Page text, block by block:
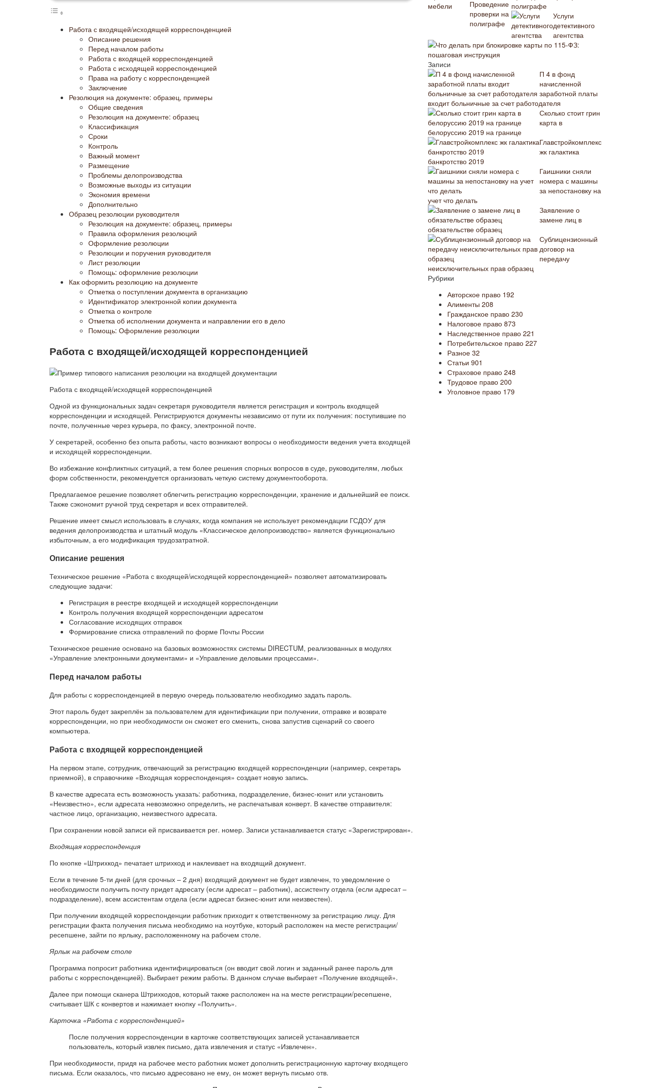
Работа с входящей/исходящей корреспонденцией
Описание решения
Перед началом работы
Работа с входящей корреспонденцией
Работа с исходящей корреспонденцией
Права на работу с корреспонденцией
Заключение
Резолюция на документе: образец, примеры
Общие сведения
Резолюция на документе: образец
Классификация
Сроки
Контроль
Важный момент
Размещение
Проблемы делопроизводства
Возможные выходы из ситуации
Экономия времени
Дополнительно
Образец резолюции руководителя
Резолюция на документе: образец, примеры
Правила оформления резолюций
Оформление резолюции
Резолюции и поручения руководителя
Лист резолюции
Помощь: оформление резолюции
Как оформить резолюцию на документе
Отметка о поступлении документа в организацию
Идентификатор электронной копии документа
Отметка о контроле
Отметка об исполнении документа и направлении его в дело
Помощь: Оформление резолюции
Работа с входящей/исходящей корреспонденцией
Работа с входящей/исходящей корреспонденцией
Одной из функциональных задач секретаря руководителя является регистрация и контроль входящей
корреспонденции и исходящей. Регистрируются документы независимо от пути их получения: поступившие по
почте, полученные через курьера, по факсу, электронной почте.
У секретарей, особенно без опыта работы, часто возникают вопросы о необходимости ведения учета входящей
и исходящей корреспонденции.
Во избежание конфликтных ситуаций, а тем более решения спорных вопросов в суде, руководителям, любых
форм собственности, рекомендуется организовать четкую систему документооборота.
Предлагаемое решение позволяет облегчить регистрацию корреспонденции, хранение и дальнейший ее поиск.
Также сэкономит ручной труд секретаря и всех отправителей.
Решение имеет смысл использовать в случаях, когда компания не использует рекомендации ГСДОУ для
ведения делопроизводства и штатный модуль «Классическое делопроизводство» является функционально
избыточным, а его модификация трудозатратной.
Описание решения
Техническое решение «Работа с входящей/исходящей корреспонденцией» позволяет автоматизировать
следующие задачи:
Регистрация в реестре входящей и исходящей корреспонденции
Контроль получения входящей корреспонденции адресатом
Согласование исходящих отправок
Формирование списка отправлений по форме Почты России
Техническое решение основано на базовых возможностях системы DIRECTUM, реализованных в модулях
«Управление электронными документами» и «Управление деловыми процессами».
Перед началом работы
Для работы с корреспонденцией в первую очередь пользователю необходимо задать пароль.
Этот пароль будет закреплён за пользователем для идентификации при получении, отправке и возврате
корреспонденции, но при необходимости он сможет его сменить, снова запустив сценарий со своего
компьютера.
Работа с входящей корреспонденцией
На первом этапе, сотрудник, отвечающий за регистрацию входящей корреспонденции (например, секретарь
приемной), в справочнике «Входящая корреспонденция» создает новую запись.
В качестве адресата есть возможность указать: работника, подразделение, бизнес-юнит или установить
«Неизвестно», если адресата невозможно определить, не распечатывая конверт. В качестве отправителя:
частное лицо, организацию, неизвестного адресата.
При сохранении новой записи ей присваивается рег. номер. Записи устанавливается статус «Зарегистрирован».
Входящая корреспонденция
По кнопке «Штрихкод» печатает штрихкод и наклеивает на входящий документ.
Если в течение 5-ти дней (для срочных – 2 дня) входящий документ не будет извлечен, то уведомление о
необходимости получить почту придет адресату (если адресат – работник), ассистенту отдела (если адресат –
подразделение), всем ассистентам отдела (если адресат бизнес-юнит или неизвестен).
При получении входящей корреспонденции работник приходит к ответственному за регистрацию лицу. Для
регистрации факта получения письма необходимо на ноутбуке, который расположен на месте регистрации/
ресепшене, зайти по ярлыку, расположенному на рабочем столе.
Ярлык на рабочем столе
Программа попросит работника идентифицироваться (он вводит свой логин и заданный ранее пароль для
работы с корреспонденцией). Выбирает режим работы. В данном случае выбирает «Получение входящей».
Далее при помощи сканера Штрихкодов, который также расположен на на месте регистрации/ресепшене,
считывает ШК с конвертов и нажимает кнопку «Получить».
Карточка «Работа с корреспонденцией»
После получения корреспонденции в карточке соответствующих записей устанавливается
пользователь, который извлек письмо, дата извлечения и статус «Извлечен».
При необходимости, придя на рабочее место работник может дополнить регистрационную карточку входящего
письма. Если оказалось, что письмо адресовано не ему, он может вернуть письмо отв.
полиграфе
Услуги
детективного
агентства
Что делать при блокировке карты по 115-ФЗ:
пошаговая инструкция
Записи
П 4 в фонд
начисленной
заработной платы
входит больничные за счет работодателя
Сколько стоит грин
карта в
белоруссию 2019 на границе
Главстройкомплекс
жк галактика
банкротство 2019
Гаишники сняли
номера с машины
за непостановку на
учет что делать
Заявление о
замене лиц в
обязательстве образец
Сублицензионный
договор на
передачу
неисключительных прав образец
Рубрики
Авторское право 192
Алименты 208
Гражданское право 230
Налоговое право 873
Наследственное право 221
Потребительское право 227
Разное 32
Статьи 901
Страховое право 248
Трудовое право 200
Уголовное право 179